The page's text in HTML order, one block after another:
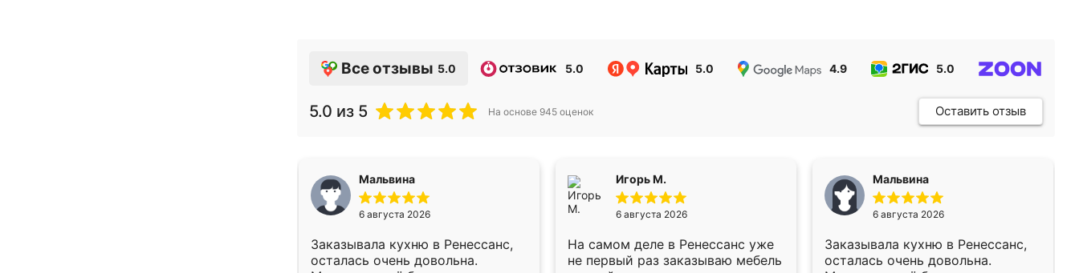
Все отзывы 5.0 5.0 5.0 4.9 5.0
5.0 из 5 На основе 945 оценок Оставить отзыв
Мальвина
6 августа 2026
Заказывала кухню в Ренессанс,
осталась очень довольна.
Игорь М.
6 августа 2026
На самом деле в Ренессанс уже
не первый раз заказываю мебель
Мальвина
6 августа 2026
Заказывала кухню в Ренессанс,
осталась очень довольна.